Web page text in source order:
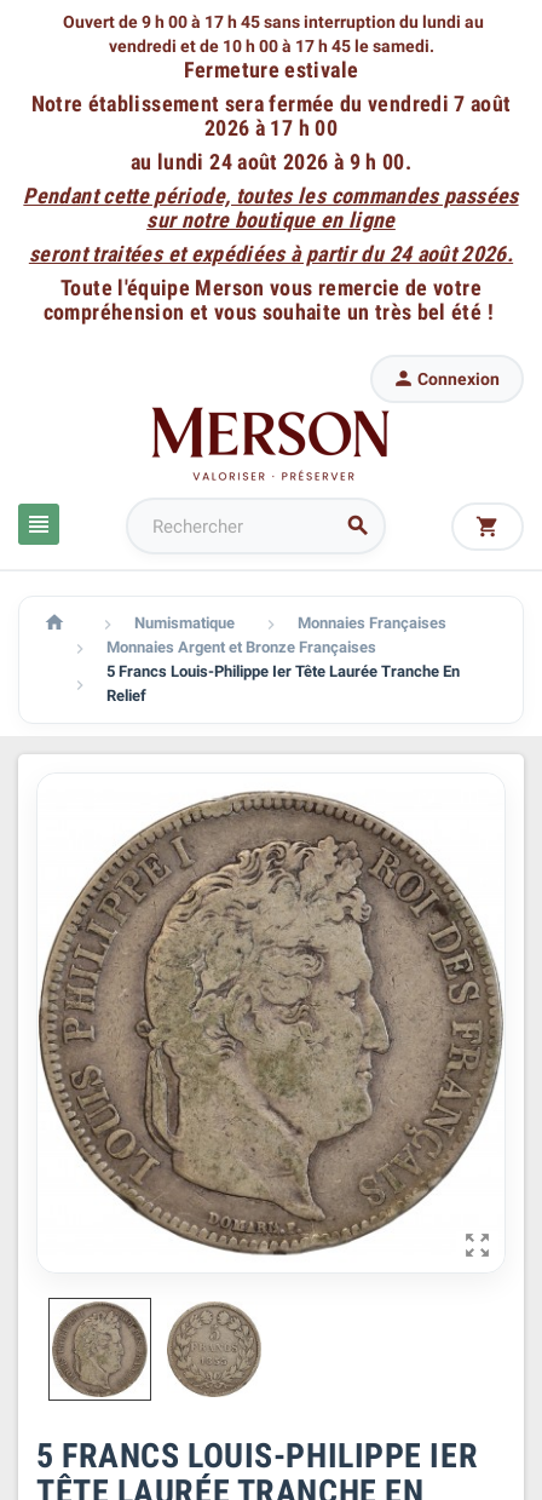
Ouvert de 9 h 00 à 17 h 45 sans interruption du lundi au
vendredi et de 10 h 00 à 17 h 45 le samedi.
Fermeture estivale
Notre établissement sera fermée du vendredi 7 août
2026 à 17 h 00
au lundi 24 août 2026 à 9 h 00.
Pendant cette période, toutes les commandes passées
sur notre boutique en ligne
seront traitées et expédiées à partir du 24 août 2026.
Toute l'équipe Merson vous remercie de votre
compréhension et vous souhaite un très bel été !
 
 Connexion

  Numismatique  Monnaies Françaises
 Monnaies Argent et Bronze Françaises

5 Francs Louis-Philippe Ier Tête Laurée Tranche En
Relief

5 FRANCS LOUIS-PHILIPPE IER
TÊTE LAURÉE TRANCHE EN